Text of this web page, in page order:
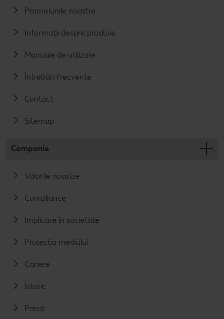
Promisiunile noastre
Informații despre produse
Manuale de utilizare
Întrebări frecvente
Contact
Sitemap
Companie
Valorile noastre
Compliance
Implicare în societate
Protecția mediului
Cariere
Istoric
Presă